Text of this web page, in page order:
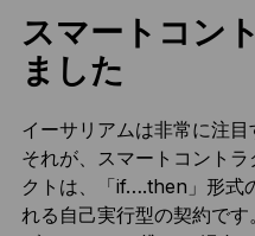
スマートコン
ました
イーサリアムは非常に注目
それが、スマートコント
クトは、「if….then」形式
れる自己実行型の契約で